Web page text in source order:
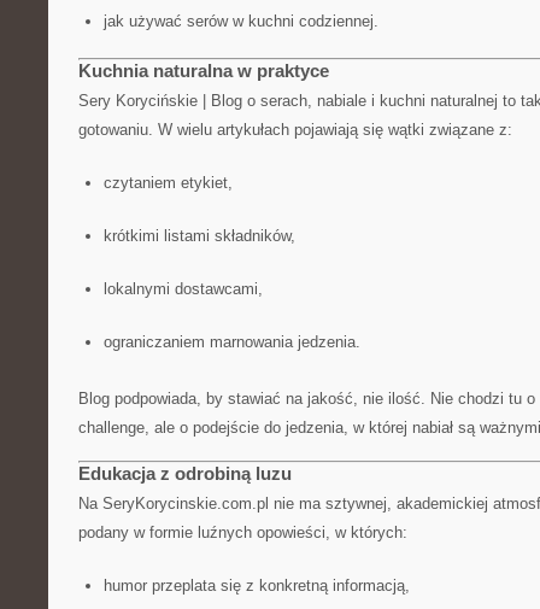
jak używać serów w kuchni codziennej.
Kuchnia naturalna w praktyce
Sery Korycińskie | Blog o serach, nabiale i kuchni naturalnej to
gotowaniu. W wielu artykułach pojawiają się wątki związane z:
czytaniem etykiet,
krótkimi listami składników,
lokalnymi dostawcami,
ograniczaniem marnowania jedzenia.
Blog podpowiada, by stawiać na jakość, nie ilość. Nie chodzi tu
challenge, ale o podejście do jedzenia, w której nabiał są
Edukacja z odrobiną luzu
Na SeryKorycinskie.com.pl nie ma sztywnej, akademickiej
podany w formie luźnych opowieści, w których:
humor przeplata się z konkretną informacją,